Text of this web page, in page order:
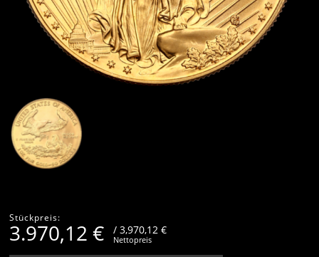
Stückpreis:
3.970,12 € / 3,970,12 €
Nettopreis